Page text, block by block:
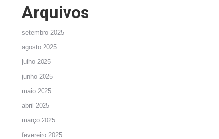
Arquivos
setembro 2025
agosto 2025
julho 2025
junho 2025
maio 2025
abril 2025
março 2025
fevereiro 2025